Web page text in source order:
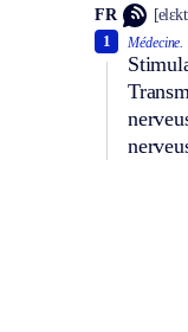
FR
Médecine.
1